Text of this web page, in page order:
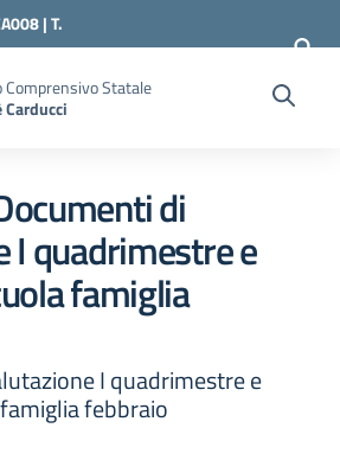
| T.
Statale
Carducci
di
I quadrimestre e
famiglia
I quadrimestre e
febbraio